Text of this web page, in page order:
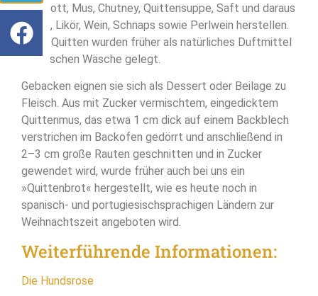
Kompott, Mus, Chutney, Quittensuppe, Saft und daraus
Gelee, Likör, Wein, Schnaps sowie Perlwein herstellen.
Reife Quitten wurden früher als natürliches Duftmittel
zur frischen Wäsche gelegt.
Gebacken eignen sie sich als Dessert oder Beilage zu
Fleisch. Aus mit Zucker vermischtem, eingedicktem
Quittenmus, das etwa 1 cm dick auf einem Backblech
verstrichen im Backofen gedörrt und anschließend in
2–3 cm große Rauten geschnitten und in Zucker
gewendet wird, wurde früher auch bei uns ein
»Quittenbrot« hergestellt, wie es heute noch in
spanisch- und portugiesischsprachigen Ländern zur
Weihnachtszeit angeboten wird.
Weiterführende Informationen:
Die Hundsrose